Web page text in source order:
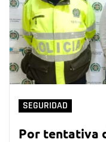
SEGURIDAD
Por tentativa